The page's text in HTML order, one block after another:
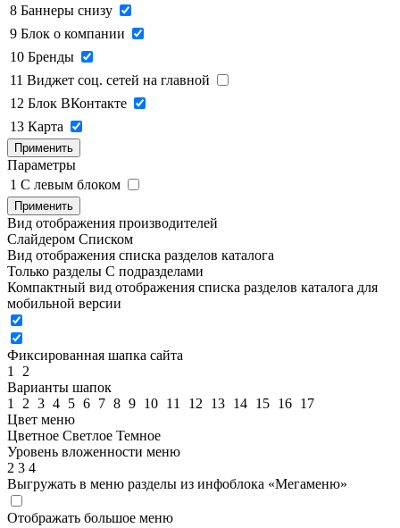
8 Баннеры снизу
9 Блок о компании
10 Бренды
11 Виджет соц. сетей на главной
12 Блок ВКонтакте
13 Карта
Применить
Параметры
1 C левым блоком
Применить
Вид отображения производителей
Слайдером Списком
Вид отображения списка разделов каталога
Только разделы С подразделами
Компактный вид отображения списка разделов каталога для
мобильной версии
Фиксированная шапка сайта
1
2
Варианты шапок
1
2 3 4 5 6 7 8 9 10 11 12 13 14 15 16 17
Цвет меню
Цветное Светлое Темное
Уровень вложенности меню
2 3 4
Выгружать в меню разделы из инфоблока «Мегаменю»
Отображать большое меню